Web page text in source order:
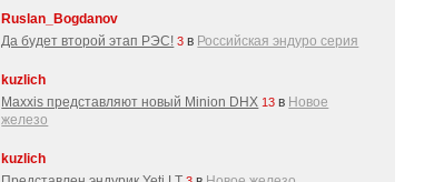
Ruslan_Bogdanov
Да будет второй этап РЭС! 3 в Российская эндуро серия
kuzlich
Maxxis представляют новый Minion DHX 13 в Новое
железо
kuzlich